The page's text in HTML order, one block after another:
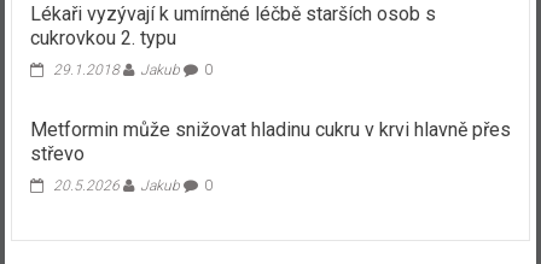
Lékaři vyzývají k umírněné léčbě starších osob s
cukrovkou 2. typu
29.1.2018 Jakub 0
Metformin může snižovat hladinu cukru v krvi hlavně přes
střevo
20.5.2026 Jakub 0